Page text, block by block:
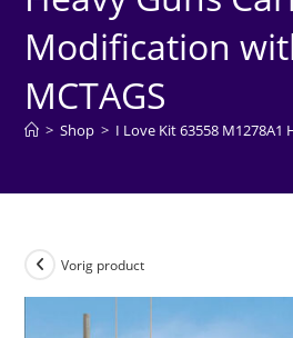
Modification
MCTAGS
> Shop > I Love Kit 63558
Vorig product